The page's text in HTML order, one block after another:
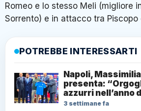
Romeo e lo stesso Meli (migliore
Sorrento) e in attacco tra Piscopo
POTREBBE INTERESSARTI
Napoli,
presenta:
azzurri nell’anno
3 settimane fa